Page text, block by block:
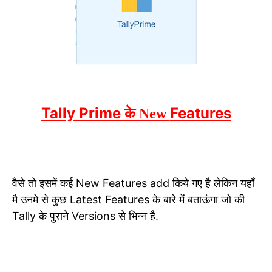
Tally Primeके New Features
वैसे तो इसमें कई New Features add किये गए है लेकिन यहाँ
मै उनमे से कुछ Latest Features के बारे में बताऊंगा जो की
Tally के पुराने Versions से भिन्न है.